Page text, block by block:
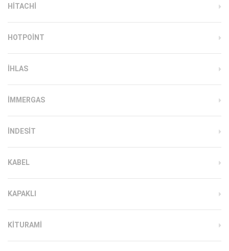
HITACHI
HOTPOINT
IHLAS
İMMERGAS
INDESIT
KABEL
KAPAKLI
KITURAMI